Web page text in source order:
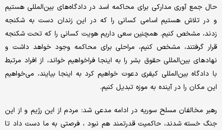
حال جمع آوری مدارکی برای محاکمه اسد در دادگاه‌های بین‌المللی هستیم
و در تلاش هستیم اسامی کسانی را که در این زندان دست به شکنجه
زدند، مشخص کنیم. همچنین سعی داریم هویت کسانی را که تحت شکنجه
قرار گرفتند، مشخص کنیم، مراحلی برای محاکمه وجود خواهد داشت و
نهادهای بین‌المللی حقوق بشر را به اینجا فراخواهیم خواند، از افراد مرتبط
با دادگاه بین‌المللی کیفری دعوت خواهیم کرد به اینجا بیایند، می‌خواهیم
این مکان را در آینده به موزه تبدیل کنیم.
رهبر مخالفان مسلح سوریه در ادامه مدعی شد: مردم از این رژیم و از این
جنگ خسته شدند، حاکمیت قدرتمند هم نبود ، فرصتی به ما دست داد تا